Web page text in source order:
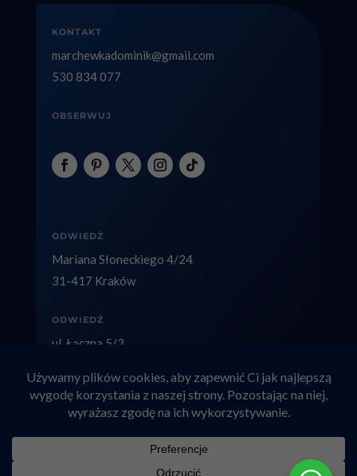
KONTAKT
marchewkadominik@gmail.com
530 834 077
OBSERWUJ
ODWIEDŹ
Mariana Słoneckiego 4/24
31-417 Kraków
ODWIEDŹ
ul. Łączna 5/2
Copyright © 2026 factolex.pl
Adwokat rozwodowy Kraków
|